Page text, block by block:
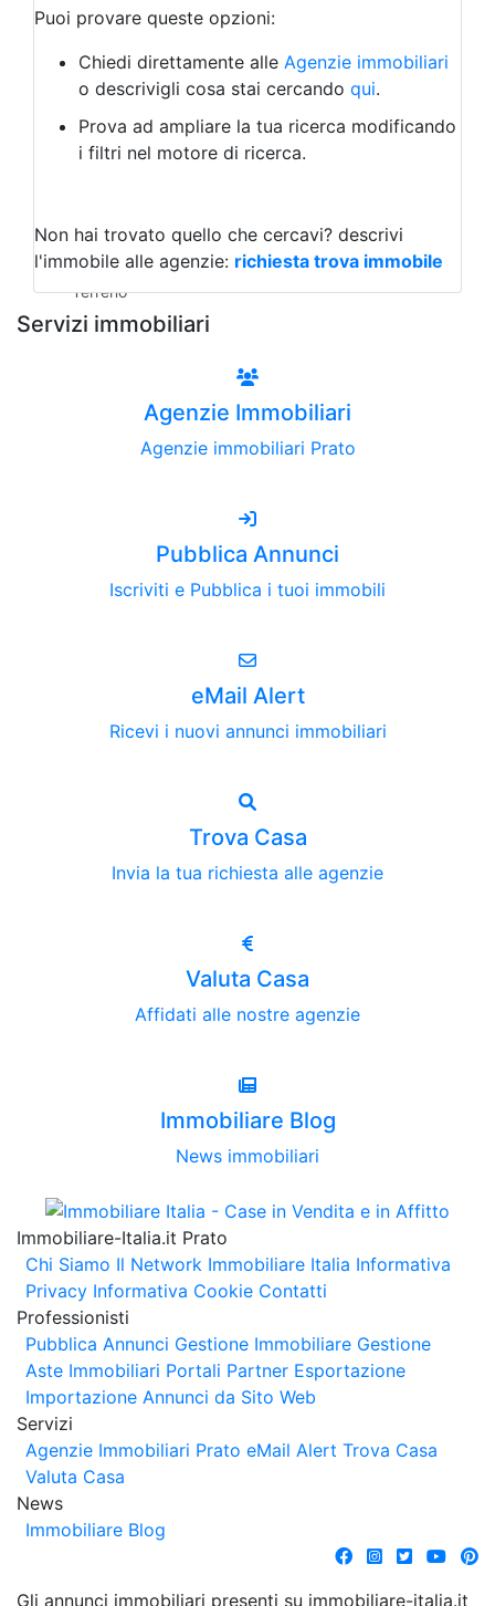
Bar/Ristorante
Albergo
Laboratorio Artigianale
Negozio/locale commerciale
Agriturismo
Magazzini
Qualsiasi
Terreno edificabile
Terreno
Puoi provare queste opzioni:
Chiedi direttamente alle Agenzie immobiliari
o descrivigli cosa stai cercando qui.
Prova ad ampliare la tua ricerca modificando
i filtri nel motore di ricerca.
Non hai trovato quello che cercavi? descrivi
l'immobile alle agenzie: richiesta trova immobile
Servizi immobiliari
Agenzie Immobiliari
Agenzie immobiliari Prato
Pubblica Annunci
Iscriviti e Pubblica i tuoi immobili
eMail Alert
Ricevi i nuovi annunci immobiliari
Trova Casa
Invia la tua richiesta alle agenzie
Valuta Casa
Affidati alle nostre agenzie
Immobiliare Blog
News immobiliari
Immobiliare-Italia.it Prato
Chi Siamo Il Network Immobiliare Italia Informativa
Privacy Informativa Cookie Contatti
Professionisti
Pubblica Annunci Gestione Immobiliare Gestione
Aste Immobiliari Portali Partner Esportazione
Importazione Annunci da Sito Web
Servizi
Agenzie Immobiliari Prato eMail Alert Trova Casa
Valuta Casa
News
Immobiliare Blog
Gli annunci immobiliari presenti su immobiliare-italia.it